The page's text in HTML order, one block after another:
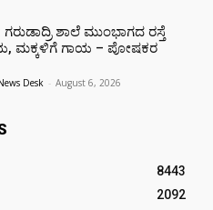
ಶಾಲೆ ಮುಂಭಾಗದ ರಸ್ತೆ
ಮಕ್ಕಳಿಗೆ ಗಾಯ – ಪೋಷಕರ
Desk - August 6, 2026
8443
2092